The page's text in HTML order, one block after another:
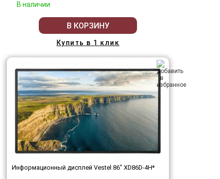
В наличии
В КОРЗИНУ
Купить в 1 клик
Информационный дисплей Vestel 86" XD86D-4H*